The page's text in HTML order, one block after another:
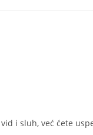
i sluh, već ćete